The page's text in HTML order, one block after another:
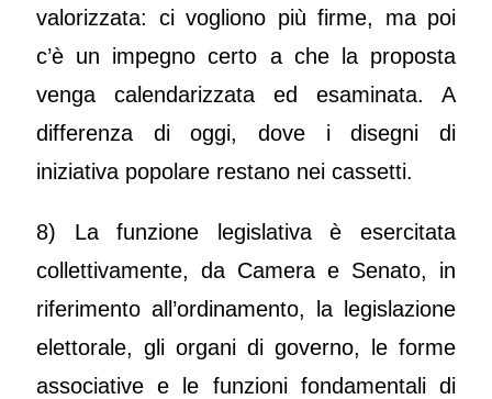
valorizzata: ci vogliono più firme, ma poi
c’è un impegno certo a che la proposta
venga calendarizzata ed esaminata. A
differenza di oggi, dove i disegni di
iniziativa popolare restano nei cassetti.
8) La funzione legislativa è esercitata
collettivamente, da Camera e Senato, in
riferimento all’ordinamento, la legislazione
elettorale, gli organi di governo, le forme
associative e le funzioni fondamentali di